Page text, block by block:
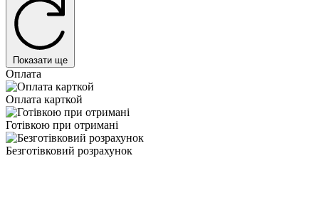
Показати ще
Оплата
Оплата карткой
Готівкою при отримані
Безготівковий розрахунок